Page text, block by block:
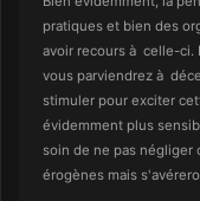
pratiques et bien des
avoir recours à celle-ci.
vous parviendrez à
stimuler pour exciter
évidemment plus
soin de ne pas
érogènes mais